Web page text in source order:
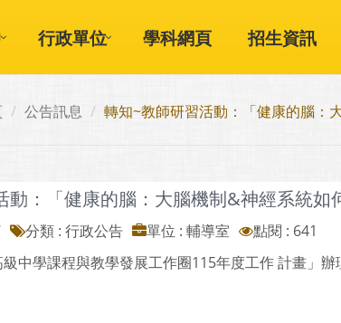
行政單位 學科網頁 招生資訊
公告訊息 轉知~教師研習活動：「健康的腦：
動：「健康的腦：大腦機制&神經系統如
分類 : 行政公告 單位 : 輔導室
點閱 : 641
中學課程與教學發展工作圈115年度工作 計畫」辦